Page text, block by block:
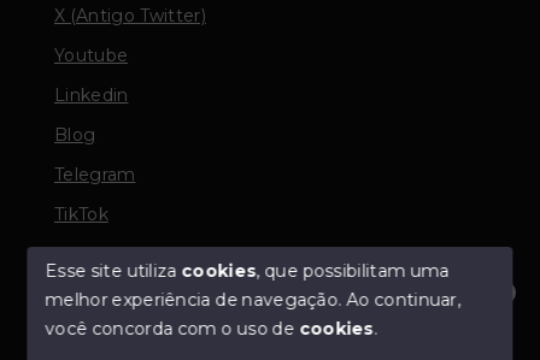
Olá! Estamos disponíveis para te ajudar.
X (Antigo Twitter)
Youtube
Linkedin
Blog
Telegram
TikTok
© Copyright 2026 - TORQUATO ∴ Corretor de Imóveis
- CRECI 42643f | 136.004f Perito Avaliador CNAI 37357
Esse site utiliza cookies, que possibilitam uma
melhor experiência de navegação.Ao continuar,
você concorda com o uso de cookies.